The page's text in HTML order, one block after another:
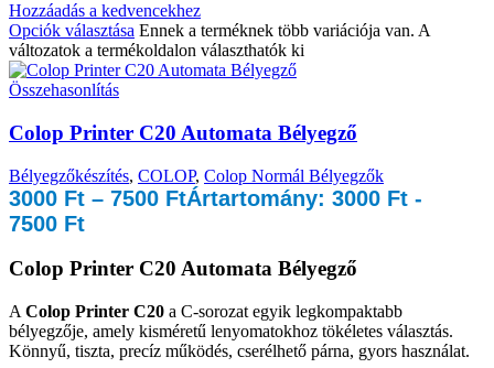
Hozzáadás a kedvencekhez
Opciók választása Ennek a terméknek több variációja van. A
változatok a termékoldalon választhatók ki
Összehasonlítás
Colop Printer C20 Automata Bélyegző
Bélyegzőkészítés, COLOP, Colop Normál Bélyegzők
3000 Ft – 7500 FtÁrtartomány: 3000 Ft -
7500 Ft
Colop Printer C20 Automata Bélyegző
A Colop Printer C20 a C-sorozat egyik legkompaktabb
bélyegzője, amely kisméretű lenyomatokhoz tökéletes választás.
Könnyű, tiszta, precíz működés, cserélhető párna, gyors használat.